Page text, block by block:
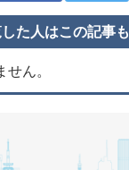
た人はこの記事も
ん。